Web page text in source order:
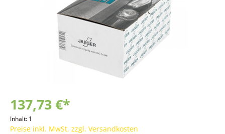
137,73 €*
Inhalt: 1
Preise inkl. MwSt. zzgl. Versandkosten